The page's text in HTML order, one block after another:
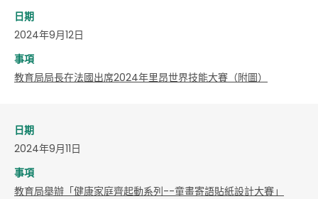
日期
2024年9月12日
事項
教育局局長在法國出席2024年里昂世界技能大賽（附圖）
日期
2024年9月11日
事項
​教育局舉辦「健康家庭齊起動系列--童畫寄語貼紙設計大賽」